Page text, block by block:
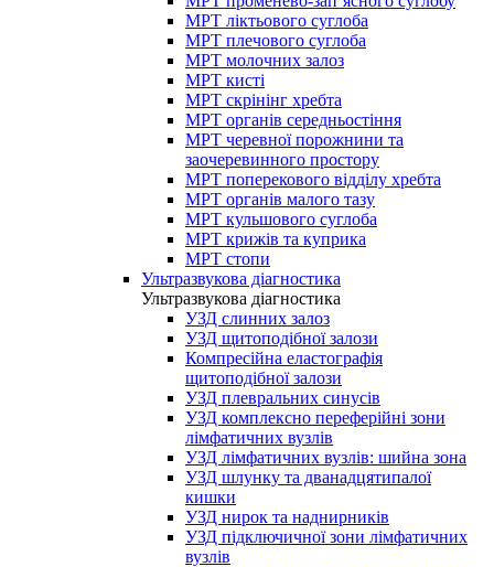
МРТ ліктьового суглоба
МРТ плечового суглоба
МРТ молочних залоз
МРТ кисті
МРТ скрінінг хребта
МРТ органів середньостіння
МРТ черевної порожнини та
заочеревинного простору
МРТ поперекового відділу хребта
МРТ органів малого тазу
МРТ кульшового суглоба
МРТ крижів та куприка
МРТ стопи
Ультразвукова діагностика
Ультразвукова діагностика
УЗД слинних залоз
УЗД щитоподібної залози
Компресійна еластографія
щитоподібної залози
УЗД плевральних синусів
УЗД комплексно переферійні зони
лімфатичних вузлів
УЗД лімфатичних вузлів: шийна зона
УЗД шлунку та дванадцятипалої
кишки
УЗД нирок та наднирників
УЗД підключичної зони лімфатичних
вузлів